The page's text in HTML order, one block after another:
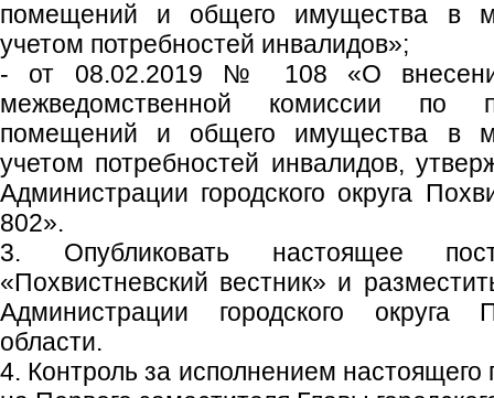
помещений и общего имущества в
учетом потребностей инвалидов»;
- от 08.02.2019 № 108 «О
межведомственной комиссии по
помещений и общего имущества в
учетом потребностей инвалидов,
Администрации городского округа
802».
3. Опубликовать настоящее
«Похвистневский вестник» и
Администрации городского округа
области.
4. Контроль за исполнением настоящего